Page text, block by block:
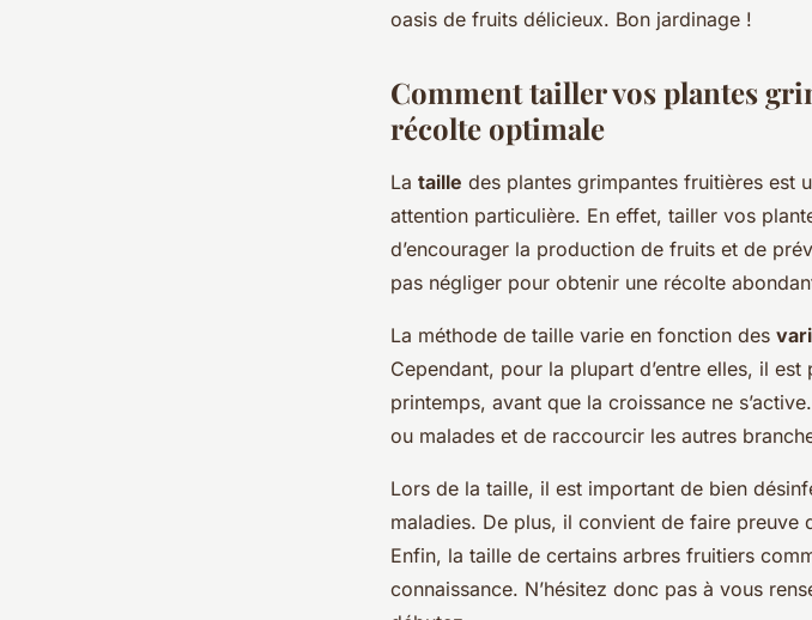
oasis de fruits délicieux. Bon jardinage !
Comment tailler vos plantes
récolte optimale
La taille des plantes grimpantes fruitières est
attention particulière. En effet, tailler vos
d’encourager la production de fruits et de
pas négliger pour obtenir une récolte
La méthode de taille varie en fonction des
Cependant, pour la plupart d’entre elles, il
printemps, avant que la croissance ne
ou malades et de raccourcir les autres
Lors de la taille, il est important de bien
maladies. De plus, il convient de faire preuve
Enfin, la taille de certains arbres fruitiers
connaissance. N’hésitez donc pas à vous